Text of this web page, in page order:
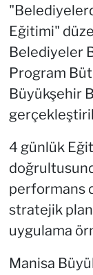
Eğitimi"
Belediyeler
Program
Büyükşehir
4 günlük
performans
stratejik
uygulama
Manisa